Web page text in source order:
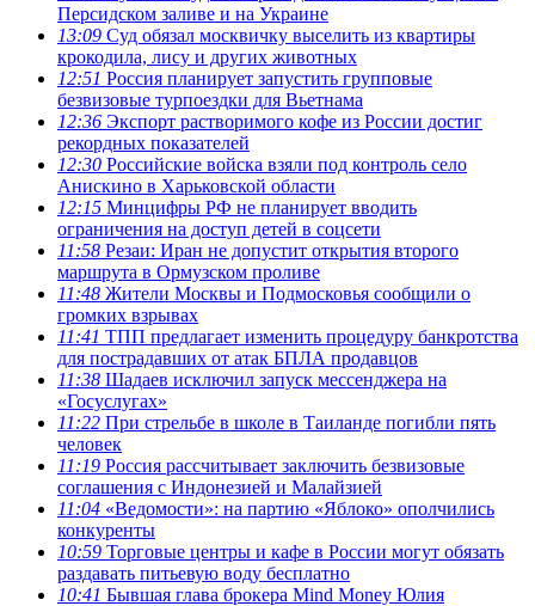
Персидском заливе и на Украине
13:09 Суд обязал москвичку выселить из квартиры
крокодила, лису и других животных
12:51 Россия планирует запустить групповые
безвизовые турпоездки для Вьетнама
12:36 Экспорт растворимого кофе из России достиг
рекордных показателей
12:30 Российские войска взяли под контроль село
Анискино в Харьковской области
12:15 Минцифры РФ не планирует вводить
ограничения на доступ детей в соцсети
11:58 Резаи: Иран не допустит открытия второго
маршрута в Ормузском проливе
11:48 Жители Москвы и Подмосковья сообщили о
громких взрывах
11:41 ТПП предлагает изменить процедуру банкротства
для пострадавших от атак БПЛА продавцов
11:38 Шадаев исключил запуск мессенджера на
«Госуслугах»
11:22 При стрельбе в школе в Таиланде погибли пять
человек
11:19 Россия рассчитывает заключить безвизовые
соглашения с Индонезией и Малайзией
11:04 «Ведомости»: на партию «Яблоко» ополчились
конкуренты
10:59 Торговые центры и кафе в России могут обязать
раздавать питьевую воду бесплатно
10:41 Бывшая глава брокера Mind Money Юлия